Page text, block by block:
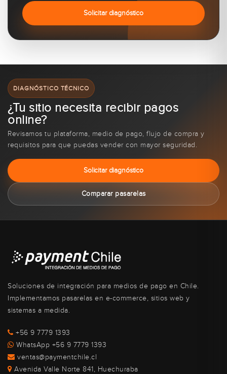
Solicitar diagnóstico
DIAGNÓSTICO TÉCNICO
¿Tu sitio necesita recibir pagos
online?
Revisamos tu plataforma, medio de pago, flujo de compra y
requisitos para que puedas vender con mayor seguridad.
Solicitar diagnóstico
Comparar pasarelas
Soluciones de integración para medios de pago en Chile.
Implementamos pasarelas en e-commerce, sitios web y
sistemas a medida.
+56 9 7779 1393
WhatsApp +56 9 7779 1393
ventas@paymentchile.cl
Avenida Valle Norte 841, Huechuraba